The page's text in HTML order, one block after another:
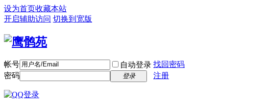
设为首页收藏本站
开启辅助访问 切换到宽版
帐号 自动登录 找回密码
密码
登录 注册